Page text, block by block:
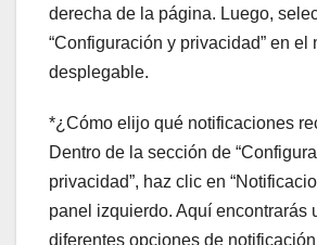
derecha de la página. Luego,
“Configuración y privacidad” en el
desplegable.
*¿Cómo elijo qué notificaciones
Dentro de la sección de
privacidad”, haz clic en
panel izquierdo. Aquí encontrarás
diferentes opciones de